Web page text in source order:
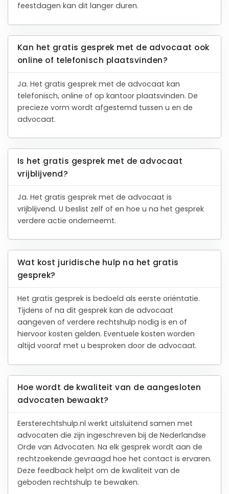
feestdagen kan dit langer duren.
Kan het gratis gesprek met de advocaat ook
online of telefonisch plaatsvinden?
Ja. Het gratis gesprek met de advocaat kan
telefonisch, online of op kantoor plaatsvinden. De
precieze vorm wordt afgestemd tussen u en de
advocaat.
Is het gratis gesprek met de advocaat
vrijblijvend?
Ja. Het gratis gesprek met de advocaat is
vrijblijvend. U beslist zelf of en hoe u na het gesprek
verdere actie onderneemt.
Wat kost juridische hulp na het gratis
gesprek?
Het gratis gesprek is bedoeld als eerste oriëntatie.
Tijdens of na dit gesprek kan de advocaat
aangeven of verdere rechtshulp nodig is en of
hiervoor kosten gelden. Eventuele kosten worden
altijd vooraf met u besproken door de advocaat.
Hoe wordt de kwaliteit van de aangesloten
advocaten bewaakt?
Eersterechtshulp.nl werkt uitsluitend samen met
advocaten die zijn ingeschreven bij de Nederlandse
Orde van Advocaten. Na elk gesprek wordt aan de
rechtzoekende gevraagd hoe het contact is ervaren.
Deze feedback helpt om de kwaliteit van de
geboden rechtshulp te bewaken.